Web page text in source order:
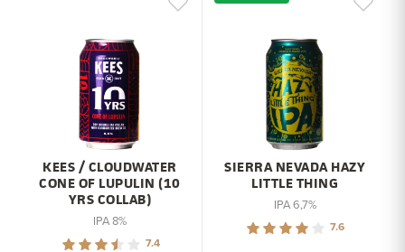
KEES / CLOUDWATER
CONE OF LUPULIN (10
YRS COLLAB)
IPA 8%
7.4
SIERRA NEVADA HAZY
LITTLE THING
IPA 6,7%
7.6